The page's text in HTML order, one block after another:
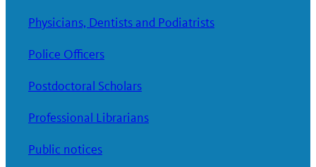
Physicians, Dentists and Podiatrists
Police Officers
Postdoctoral Scholars
Professional Librarians
Public notices